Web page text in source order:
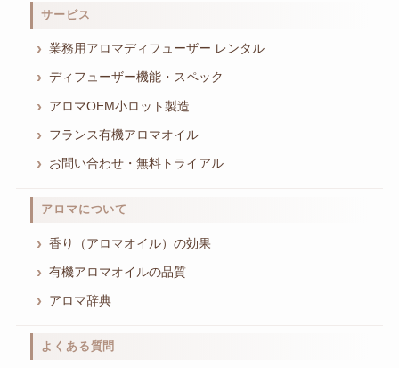
サービス
業務用アロマディフューザー レンタル
ディフューザー機能・スペック
アロマOEM小ロット製造
フランス有機アロマオイル
お問い合わせ・無料トライアル
アロマについて
香り（アロマオイル）の効果
有機アロマオイルの品質
アロマ辞典
よくある質問